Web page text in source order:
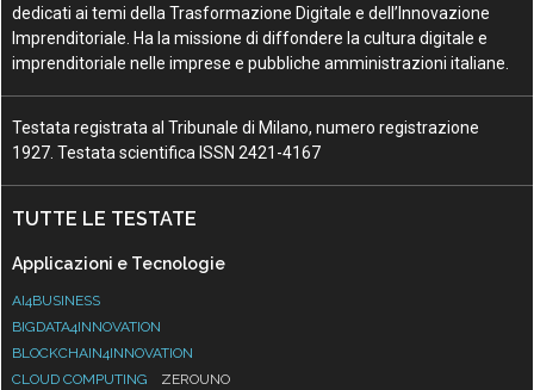
dedicati ai temi della Trasformazione Digitale e dell’Innovazione
Imprenditoriale. Ha la missione di diffondere la cultura digitale e
imprenditoriale nelle imprese e pubbliche amministrazioni italiane.
Testata registrata al Tribunale di Milano, numero registrazione
1927. Testata scientifica ISSN 2421-4167
TUTTE LE TESTATE
Applicazioni e Tecnologie
AI4BUSINESS
BIGDATA4INNOVATION
BLOCKCHAIN4INNOVATION
CLOUD COMPUTING
ZEROUNO